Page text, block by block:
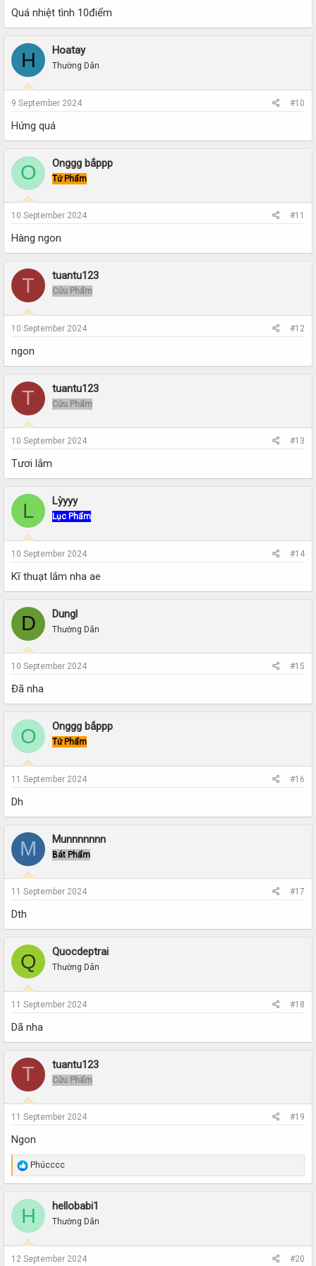
Quá nhiệt tình 10điểm
H Hoatay
Thường Dân
9 September 2024 #10
Hứng quá
O Onggg bắppp
Tứ Phẩm
10 September 2024 #11
Hàng ngon
T tuantu123
Cửu Phẩm
10 September 2024 #12
ngon
T tuantu123
Cửu Phẩm
10 September 2024 #13
Tươi lắm
L Lỳyyy
Lục Phẩm
10 September 2024 #14
Kĩ thuạt lắm nha ae
D Dungl
Thường Dân
10 September 2024 #15
Đã nha
O Onggg bắppp
Tứ Phẩm
11 September 2024 #16
Dh
M Munnnnnnn
Bát Phẩm
11 September 2024 #17
Dth
Q Quocdeptrai
Thường Dân
11 September 2024 #18
Dã nha
T tuantu123
Cửu Phẩm
11 September 2024 #19
Ngon
R
e
a
c
o
n
s
Phúcccc
H hellobabi1
Thường Dân
12 September 2024 #20